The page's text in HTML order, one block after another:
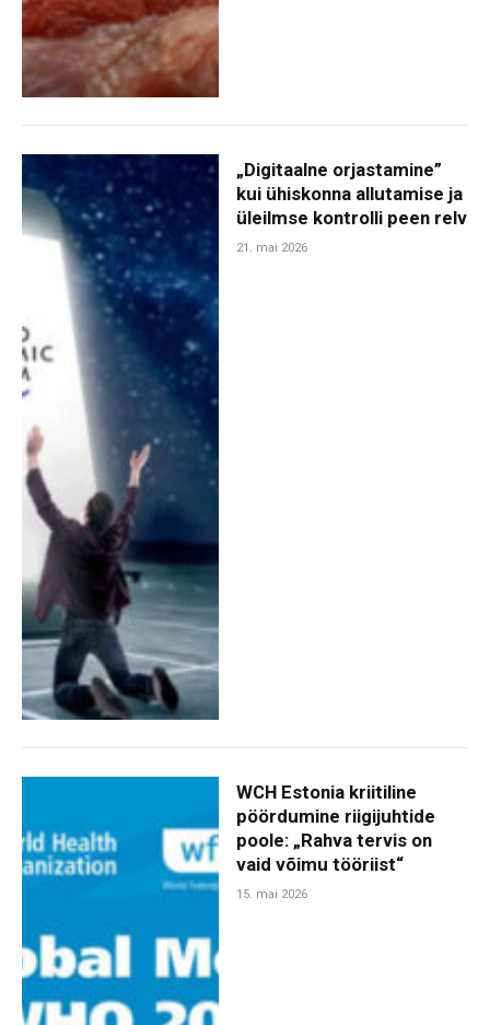
„Digitaalne orjastamine”
kui ühiskonna allutamise ja
üleilmse kontrolli peen relv
21. mai 2026
WCH Estonia kriitiline
pöördumine riigijuhtide
poole: „Rahva tervis on
vaid võimu tööriist“
15. mai 2026